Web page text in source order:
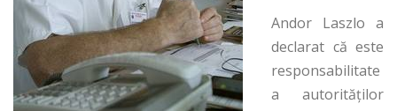
Andor Laszlo a
declarat că este
responsabilitate
a autorităţilor